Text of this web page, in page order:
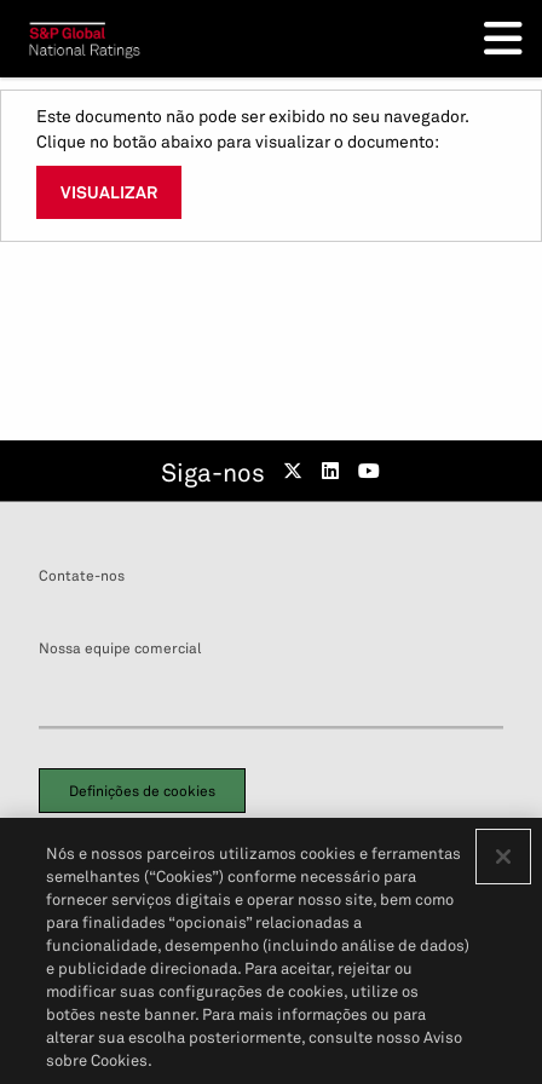
Este documento não pode ser exibido no seu navegador.
Clique no botão abaixo para visualizar o documento:
VISUALIZAR
Siga-nos
Contate-nos
Nossa equipe comercial
Definições de cookies
Política de PrivacidadePortal de privacidade do cliente (em inglês)
Não Venda Minhas Informações Pessoais© 2026 S&P Global
Nós e nossos parceiros utilizamos cookies e ferramentas
semelhantes (“Cookies”) conforme necessário para
fornecer serviços digitais e operar nosso site, bem como
para finalidades “opcionais” relacionadas a
funcionalidade, desempenho (incluindo análise de dados)
e publicidade direcionada. Para aceitar, rejeitar ou
modificar suas configurações de cookies, utilize os
botões neste banner. Para mais informações ou para
alterar sua escolha posteriormente, consulte nosso Aviso
sobre Cookies.